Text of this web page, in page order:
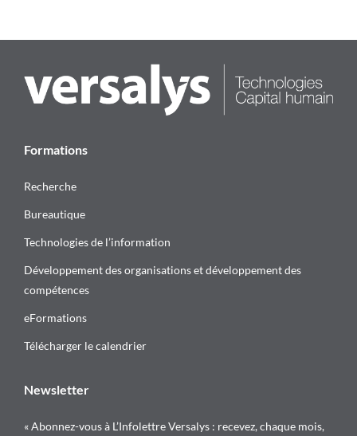
Formations
Recherche
Bureautique
Technologies de l’information
Développement des organisations et développement des
compétences
eFormations
Télécharger le calendrier
Newsletter
« Abonnez-vous à L’Infolettre Versalys : recevez, chaque mois,